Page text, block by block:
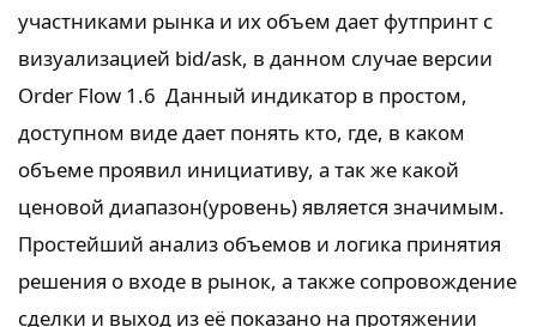
участниками рынка и их объем дает футпринт с
визуализацией bid/ask, в данном случае версии
Order Flow 1.6 Данный индикатор в простом,
доступном виде дает понять кто, где, в каком
объеме проявил инициативу, а так же какой
ценовой диапазон(уровень) является значимым.
Простейший анализ объемов и логика принятия
решения о входе в рынок, а также сопровождение
сделки и выход из её показано на протяжении